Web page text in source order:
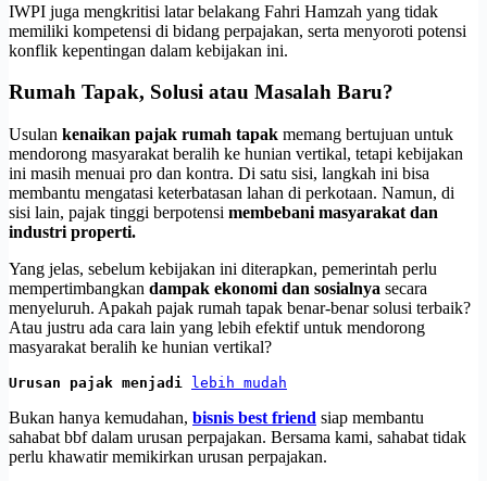
IWPI juga mengkritisi latar belakang Fahri Hamzah yang tidak
memiliki kompetensi di bidang perpajakan, serta menyoroti potensi
konflik kepentingan dalam kebijakan ini.
Rumah Tapak, Solusi atau Masalah Baru?
Usulan kenaikan pajak rumah tapak memang bertujuan untuk
mendorong masyarakat beralih ke hunian vertikal, tetapi kebijakan
ini masih menuai pro dan kontra. Di satu sisi, langkah ini bisa
membantu mengatasi keterbatasan lahan di perkotaan. Namun, di
sisi lain, pajak tinggi berpotensi membebani masyarakat dan
industri properti.
Yang jelas, sebelum kebijakan ini diterapkan, pemerintah perlu
mempertimbangkan dampak ekonomi dan sosialnya secara
menyeluruh. Apakah pajak rumah tapak benar-benar solusi terbaik?
Atau justru ada cara lain yang lebih efektif untuk mendorong
masyarakat beralih ke hunian vertikal?
Urusan pajak menjadi lebih mudah
Bukan hanya kemudahan, bisnis best friend siap membantu
sahabat bbf dalam urusan perpajakan. Bersama kami, sahabat tidak
perlu khawatir memikirkan urusan perpajakan.